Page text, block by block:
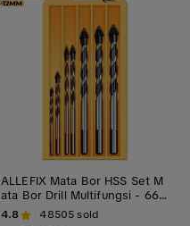
ALLEFIX Mata Bor HSS Set M
ata Bor Drill Multifungsi - 666
2-6760
4.8 48505sold